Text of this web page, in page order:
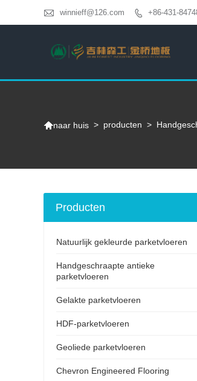
 winnieff@126.com  +86-431-
naar huis > producten >
Producten
Natuurlijk gekleurde parketvloeren
Handgeschraapte antieke
parketvloeren
Gelakte parketvloeren
HDF-parketvloeren
Geoliede parketvloeren
Chevron Engineered Flooring